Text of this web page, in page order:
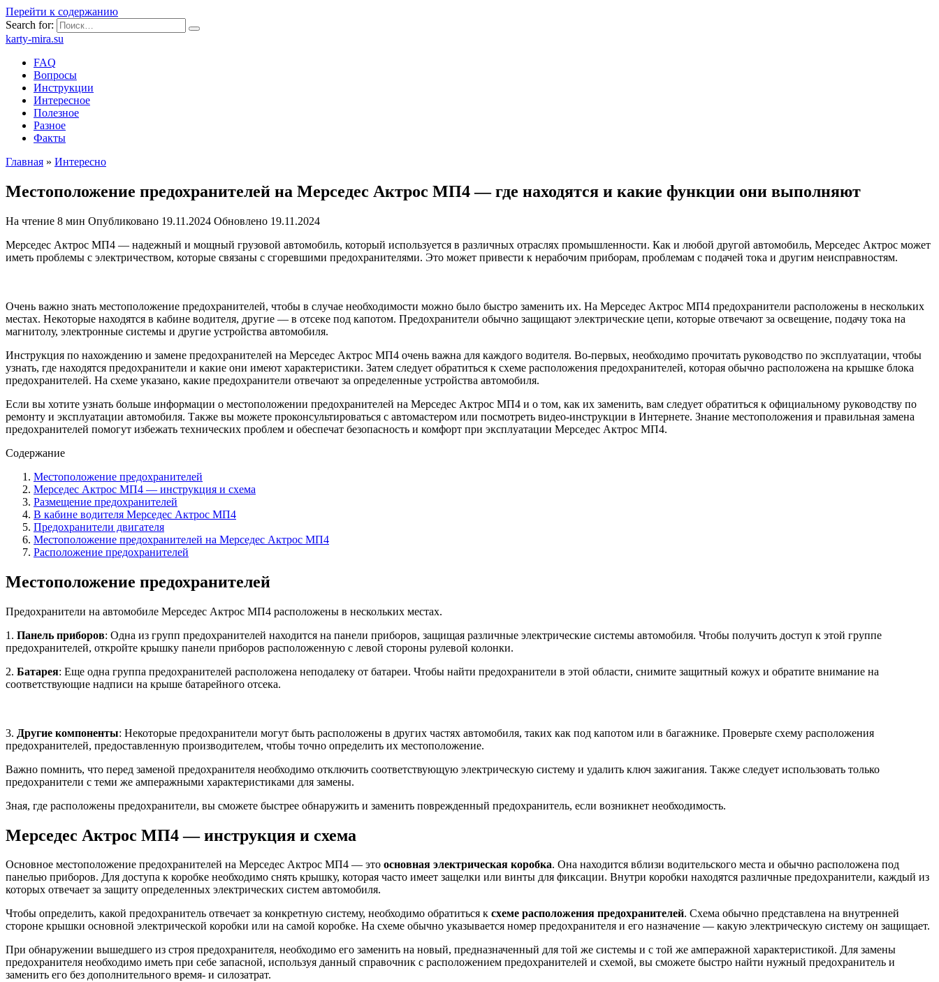
Перейти к содержанию
Search for:
karty-mira.su
FAQ
Вопросы
Инструкции
Интересное
Полезное
Разное
Факты
Главная » Интересно
Местоположение предохранителей на Мерседес Актрос МП4 — где находятся и какие функции они выполняют
На чтение 8 мин Опубликовано 19.11.2024 Обновлено 19.11.2024
Мерседес Актрос МП4 — надежный и мощный грузовой автомобиль, который используется в различных отраслях промышленности. Как и любой другой автомобиль, Мерседес Актрос может
иметь проблемы с электричеством, которые связаны с сгоревшими предохранителями. Это может привести к нерабочим приборам, проблемам с подачей тока и другим неисправностям.
Очень важно знать местоположение предохранителей, чтобы в случае необходимости можно было быстро заменить их. На Мерседес Актрос МП4 предохранители расположены в нескольких
местах. Некоторые находятся в кабине водителя, другие — в отсеке под капотом. Предохранители обычно защищают электрические цепи, которые отвечают за освещение, подачу тока на
магнитолу, электронные системы и другие устройства автомобиля.
Инструкция по нахождению и замене предохранителей на Мерседес Актрос МП4 очень важна для каждого водителя. Во-первых, необходимо прочитать руководство по эксплуатации, чтобы
узнать, где находятся предохранители и какие они имеют характеристики. Затем следует обратиться к схеме расположения предохранителей, которая обычно расположена на крышке блока
предохранителей. На схеме указано, какие предохранители отвечают за определенные устройства автомобиля.
Если вы хотите узнать больше информации о местоположении предохранителей на Мерседес Актрос МП4 и о том, как их заменить, вам следует обратиться к официальному руководству по
ремонту и эксплуатации автомобиля. Также вы можете проконсультироваться с автомастером или посмотреть видео-инструкции в Интернете. Знание местоположения и правильная замена
предохранителей помогут избежать технических проблем и обеспечат безопасность и комфорт при эксплуатации Мерседес Актрос МП4.
Содержание
Местоположение предохранителей
Мерседес Актрос МП4 — инструкция и схема
Размещение предохранителей
В кабине водителя Мерседес Актрос МП4
Предохранители двигателя
Местоположение предохранителей на Мерседес Актрос МП4
Расположение предохранителей
Местоположение предохранителей
Предохранители на автомобиле Мерседес Актрос МП4 расположены в нескольких местах.
1. Панель приборов: Одна из групп предохранителей находится на панели приборов, защищая различные электрические системы автомобиля. Чтобы получить доступ к этой группе
предохранителей, откройте крышку панели приборов расположенную с левой стороны рулевой колонки.
2. Батарея: Еще одна группа предохранителей расположена неподалеку от батареи. Чтобы найти предохранители в этой области, снимите защитный кожух и обратите внимание на
соответствующие надписи на крыше батарейного отсека.
3. Другие компоненты: Некоторые предохранители могут быть расположены в других частях автомобиля, таких как под капотом или в багажнике. Проверьте схему расположения
предохранителей, предоставленную производителем, чтобы точно определить их местоположение.
Важно помнить, что перед заменой предохранителя необходимо отключить соответствующую электрическую систему и удалить ключ зажигания. Также следует использовать только
предохранители с теми же амперажными характеристиками для замены.
Зная, где расположены предохранители, вы сможете быстрее обнаружить и заменить поврежденный предохранитель, если возникнет необходимость.
Мерседес Актрос МП4 — инструкция и схема
Основное местоположение предохранителей на Мерседес Актрос МП4 — это основная электрическая коробка. Она находится вблизи водительского места и обычно расположена под
панелью приборов. Для доступа к коробке необходимо снять крышку, которая часто имеет защелки или винты для фиксации. Внутри коробки находятся различные предохранители, каждый из
которых отвечает за защиту определенных электрических систем автомобиля.
Чтобы определить, какой предохранитель отвечает за конкретную систему, необходимо обратиться к схеме расположения предохранителей. Схема обычно представлена на внутренней
стороне крышки основной электрической коробки или на самой коробке. На схеме обычно указывается номер предохранителя и его назначение — какую электрическую систему он защищает.
При обнаружении вышедшего из строя предохранителя, необходимо его заменить на новый, предназначенный для той же системы и с той же амперажной характеристикой. Для замены
предохранителя необходимо иметь при себе запасной, используя данный справочник с расположением предохранителей и схемой, вы сможете быстро найти нужный предохранитель и
заменить его без дополнительного время- и силозатрат.